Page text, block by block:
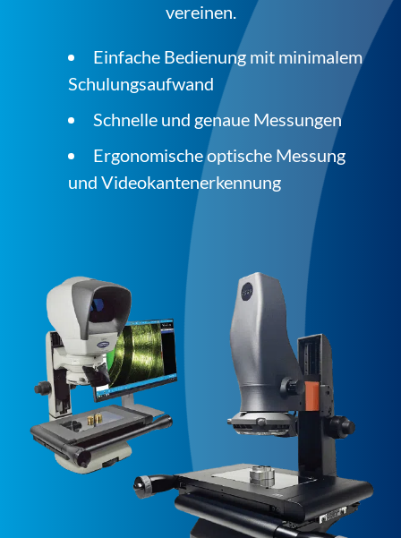
vereinen.
Einfache Bedienung mit minimalem
Schulungsaufwand
Schnelle und genaue Messungen
Ergonomische optische Messung
und Videokantenerkennung